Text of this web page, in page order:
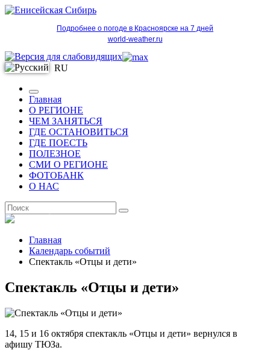
Подробнее о погоде в Красноярске на 7 дней
world-weather.ru
RU
Главная
О РЕГИОНЕ
ЧЕМ ЗАНЯТЬСЯ
ГДЕ ОСТАНОВИТЬСЯ
ГДЕ ПОЕСТЬ
ПОЛЕЗНОЕ
СМИ О РЕГИОНЕ
ФОТОБАНК
О НАС
Главная
Календарь событий
Спектакль «Отцы и дети»
Спектакль «Отцы и дети»
14, 15 и 16 октября спектакль «Отцы и дети» вернулся в
афишу ТЮЗа.